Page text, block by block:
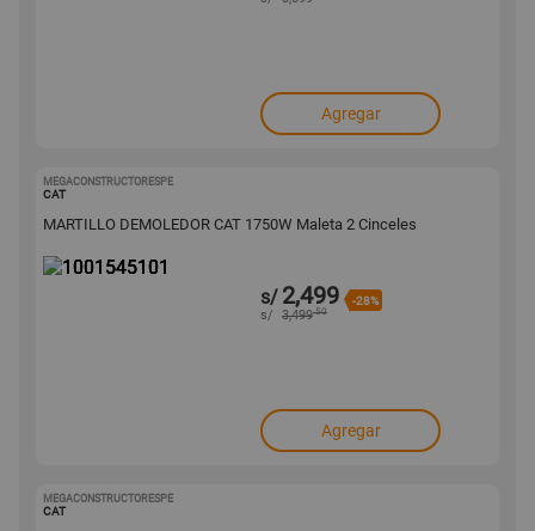
Agregar
MEGACONSTRUCTORESPE
CAT
MARTILLO DEMOLEDOR CAT 1750W Maleta 2 Cinceles
s/ 2,499 -28%
s/ 3,499.50
Agregar
MEGACONSTRUCTORESPE
CAT